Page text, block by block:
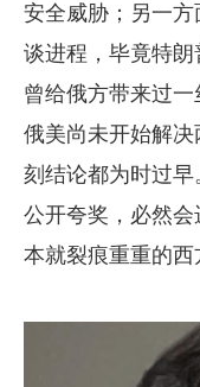
安全威胁；另一
谈进程，毕竟特朗
曾给俄方带来过一
俄美尚未开始解
刻结论都为时过
公开夸奖，必然
本就裂痕重重的西